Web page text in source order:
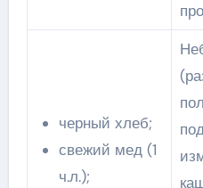
черный хлеб;
свежий мед (1
ч.л.);